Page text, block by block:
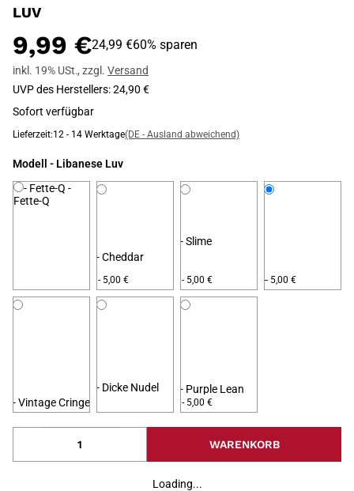
LUV
9,99 €24,99 €60% sparen
inkl. 19% USt., zzgl. Versand
UVP des Herstellers:24,90 €
Sofort verfügbar
Lieferzeit:12 - 14 Werktage(DE - Ausland abweichend)
Modell - Libanese Luv
- Fette-Q -
Fette-Q
- Cheddar
- 5,00 €
- Slime
- 5,00 € - Libanese Luv
- 5,00 €
- Vintage Cringe
- Dicke Nudel - Purple Lean
- 5,00 €
WARENKORB
Loading...